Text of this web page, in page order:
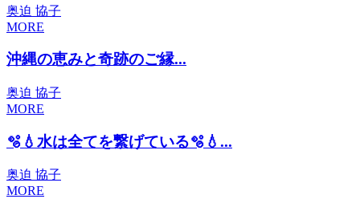
奥迫 協子
MORE
沖縄の恵みと奇跡のご縁...
奥迫 協子
MORE
🫧💧水は全てを繋げている🫧💧...
奥迫 協子
MORE